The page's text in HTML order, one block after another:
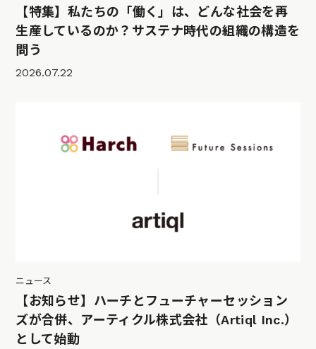
【特集】私たちの「働く」は、どんな社会を再
生産しているのか？サステナ時代の組織の構造を
問う
2026.07.22
ニュース
【お知らせ】ハーチとフューチャーセッション
ズが合併、アーティクル株式会社（Artiql Inc.）
として始動